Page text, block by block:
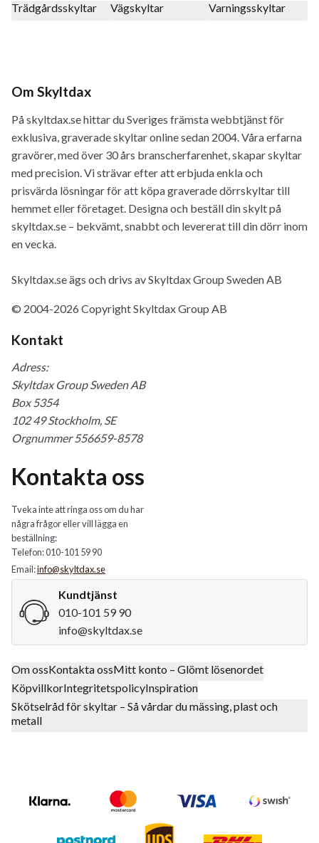
Trädgårdsskyltar
Vägskyltar Varningsskyltar
Om Skyltdax
På skyltdax.se hittar du Sveriges främsta webbtjänst för
exklusiva, graverade skyltar online sedan 2004. Våra erfarna
gravörer, med över 30 års branscherfarenhet, skapar skyltar
med precision. Vi strävar efter att erbjuda enkla och
prisvärda lösningar för att köpa graverade dörrskyltar till
hemmet eller företaget. Designa och beställ din skylt på
skyltdax.se – bekvämt, snabbt och levererat till din dörr inom
en vecka.
Skyltdax.se ägs och drivs av Skyltdax Group Sweden AB
© 2004-2026 Copyright Skyltdax Group AB
Kontakt
Adress:
Skyltdax Group Sweden AB
Box 5354
102 49 Stockholm, SE
Orgnummer 556659-8578
Kontakta oss
Tveka inte att ringa oss om du har
några frågor eller vill lägga en
beställning:
Telefon: 010-101 59 90
Email:info@skyltdax.se
Kundtjänst
010-101 59 90
info@skyltdax.se
Om ossKontakta ossMitt konto – Glömt lösenordet
KöpvillkorIntegritetspolicyInspiration
Skötselråd för skyltar – Så vårdar du mässing, plast och
metall
Mastercard LogoVisa Logo
Postnord UPS DHL